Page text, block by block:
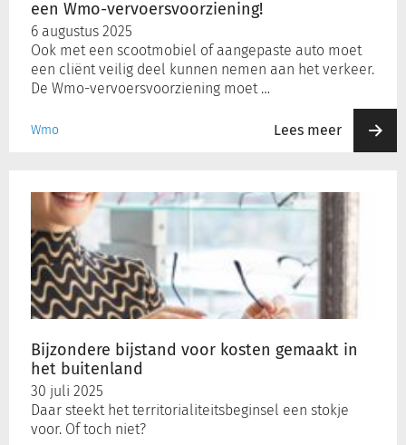
een Wmo-vervoersvoorziening!
6 augustus 2025
Ook met een scootmobiel of aangepaste auto moet
een cliënt veilig deel kunnen nemen aan het verkeer.
De Wmo-vervoersvoorziening moet …
Wmo Lees meer
Bijzondere bijstand voor kosten gemaakt in
het buitenland
30 juli 2025
Daar steekt het territorialiteitsbeginsel een stokje
voor. Of toch niet?
bijstand
kosten
gemaakt
het
buitenland